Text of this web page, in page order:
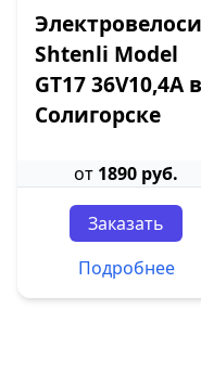
Shtenli Model
GT17 36V10,4А в
Солигорске
от 1890 руб.
Заказать
Подробнее